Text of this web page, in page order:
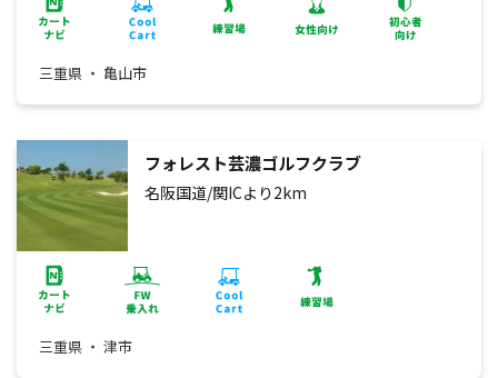
三重県 ・ 亀山市
フォレスト芸濃ゴルフクラブ
名阪国道/関ICより2km
三重県 ・ 津市